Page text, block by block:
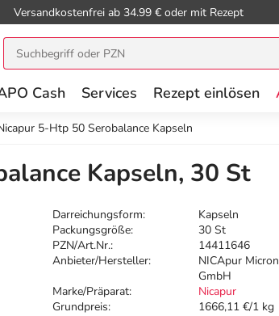
Versandkostenfrei ab 34.99 € oder mit Rezept
Cash Services Rezept einlösen
5-Htp 50 Serobalance Kapseln
Kapseln, 30 St
Darreichungsform:
Kapseln
Packungsgröße:
30 St
PZN/Art.Nr.:
14411646
Anbieter/Hersteller:
NICApur
GmbH
Marke/Präparat:
Nicapur
Grundpreis:
1666,11 €/1 kg